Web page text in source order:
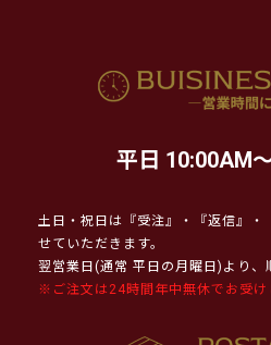
平日 10:00AM
土日・祝日は『受注』・『返信』・
せていただきます。
翌営業日(通常 平日の月曜日)より、
※ご注文は24時間年中無休でお受け